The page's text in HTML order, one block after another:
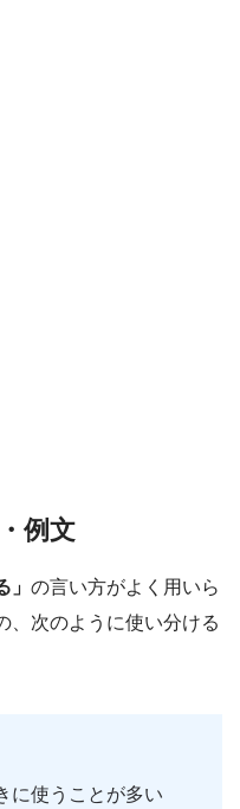
例文
」 の言い方がよく用いら
、次のように使い分ける
に使うことが多い